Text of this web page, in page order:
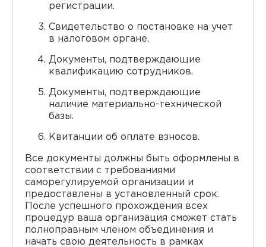
регистрации.
Свидетельство о постановке на учет
в налоговом органе.
Документы, подтверждающие
квалификацию сотрудников.
Документы, подтверждающие
наличие материально-технической
базы.
Квитанции об оплате взносов.
Все документы должны быть оформлены в
соответствии с требованиями
саморегулируемой организации и
предоставлены в установленный срок.
После успешного прохождения всех
процедур ваша организация сможет стать
полноправным членом объединения и
начать свою деятельность в рамках